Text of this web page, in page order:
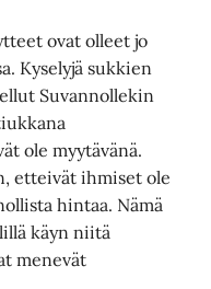
ovat olleet jo
Kyselyjä sukkien
Suvannollekin
ole myytävänä.
etteivät ihmiset ole
hintaa. Nämä
käyn niitä
menevät